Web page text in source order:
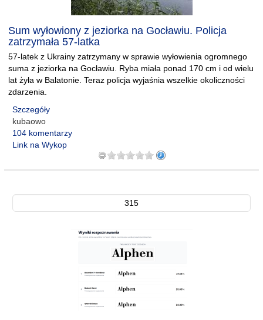
Sum wyłowiony z jeziorka na Gocławiu. Policja
zatrzymała 57-latka
57-latek z Ukrainy zatrzymany w sprawie wyłowienia ogromnego
suma z jeziorka na Gocławiu. Ryba miała ponad 170 cm i od wielu
lat żyła w Balatonie. Teraz policja wyjaśnia wszelkie okoliczności
zdarzenia.
Szczegóły
kubaowo
104 komentarzy
Link na Wykop
315